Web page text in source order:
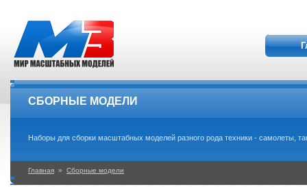
СБОРНЫЕ МОДЕЛИ
Наборы для сборки масштабных моделей разного рода техники - самолеты,
Главная » Сборные модели